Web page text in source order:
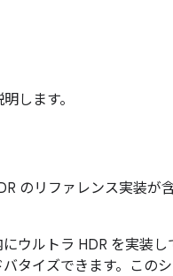
します。
のリファレンス実装が
ウルトラ HDR を実装し
タイズできます。このシ